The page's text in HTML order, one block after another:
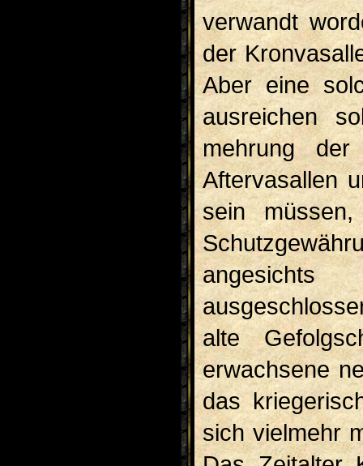
verwandt
der
Aber eine
ausreichen
mehrung
Aftervasallen
sein
angesichts
alte
erwachsene
das
sich vielmehr